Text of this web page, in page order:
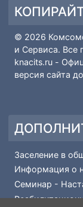
Основные
Профессии и
© 2026
knacits.ru-
версия сайта